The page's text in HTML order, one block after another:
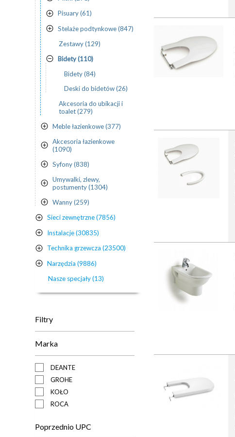
Pisuary (61)
Stelaże podtynkowe (847)
Zestawy (129)
Bidety (110)
Bidety (84)
Deski do bidetów (26)
Akcesoria do ubikacji i
toalet (279)
Meble łazienkowe (377)
Akcesoria łazienkowe
(1090)
Syfony (838)
Umywalki, zlewy,
postumenty (1304)
Wanny (259)
Sieci zewnętrzne (7856)
Instalacje (30835)
Technika grzewcza (23500)
Narzędzia (9886)
Nasze specjały (13)
Filtry
Marka
DEANTE
GROHE
KOŁO
ROCA
Poprzednio UPC